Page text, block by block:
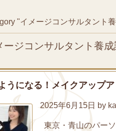
"イメージコンサルタント
ジコンサルタント養成
うになる！メイクアップ
2025年6月15日 by
東京・青山のパー